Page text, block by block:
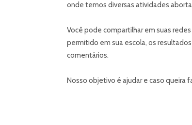
onde temos diversas atividades
Você pode compartilhar em suas
permitido em sua escola, os
comentários.
Nosso objetivo é ajudar e caso queira